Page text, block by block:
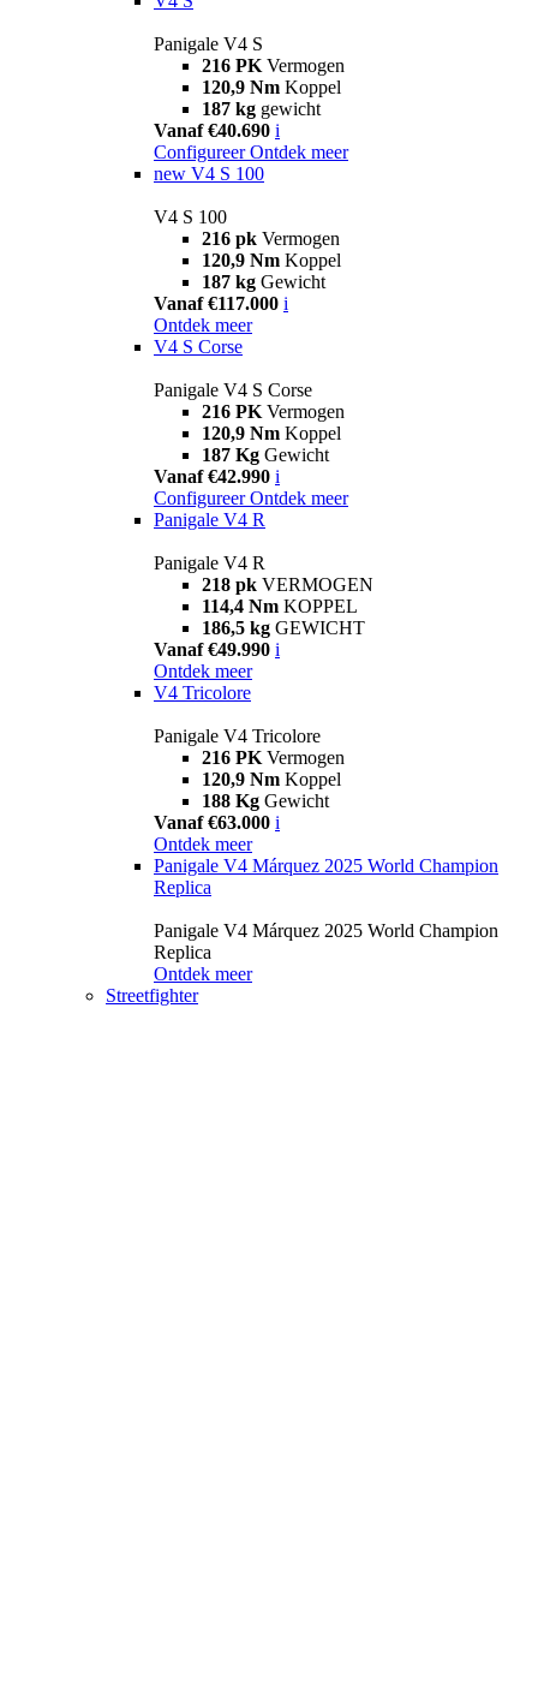
Panigale V4 S
216 PK Vermogen
120,9 Nm Koppel
187 kg gewicht
Vanaf €40.690 i
Configureer Ontdek meer
new V4 S 100
V4 S 100
216 pk Vermogen
120,9 Nm Koppel
187 kg Gewicht
Vanaf €117.000 i
Ontdek meer
V4 S Corse
Panigale V4 S Corse
216 PK Vermogen
120,9 Nm Koppel
187 Kg Gewicht
Vanaf €42.990 i
Configureer Ontdek meer
Panigale V4 R
Panigale V4 R
218 pk VERMOGEN
114,4 Nm KOPPEL
186,5 kg GEWICHT
Vanaf €49.990 i
Ontdek meer
V4 Tricolore
Panigale V4 Tricolore
216 PK Vermogen
120,9 Nm Koppel
188 Kg Gewicht
Vanaf €63.000 i
Ontdek meer
Panigale V4 Márquez 2025 World Champion
Replica
Panigale V4 Márquez 2025 World Champion
Replica
Ontdek meer
Streetfighter